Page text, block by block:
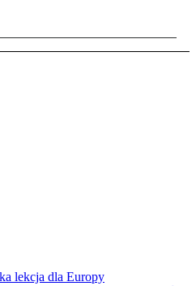
lekcja dla Europy